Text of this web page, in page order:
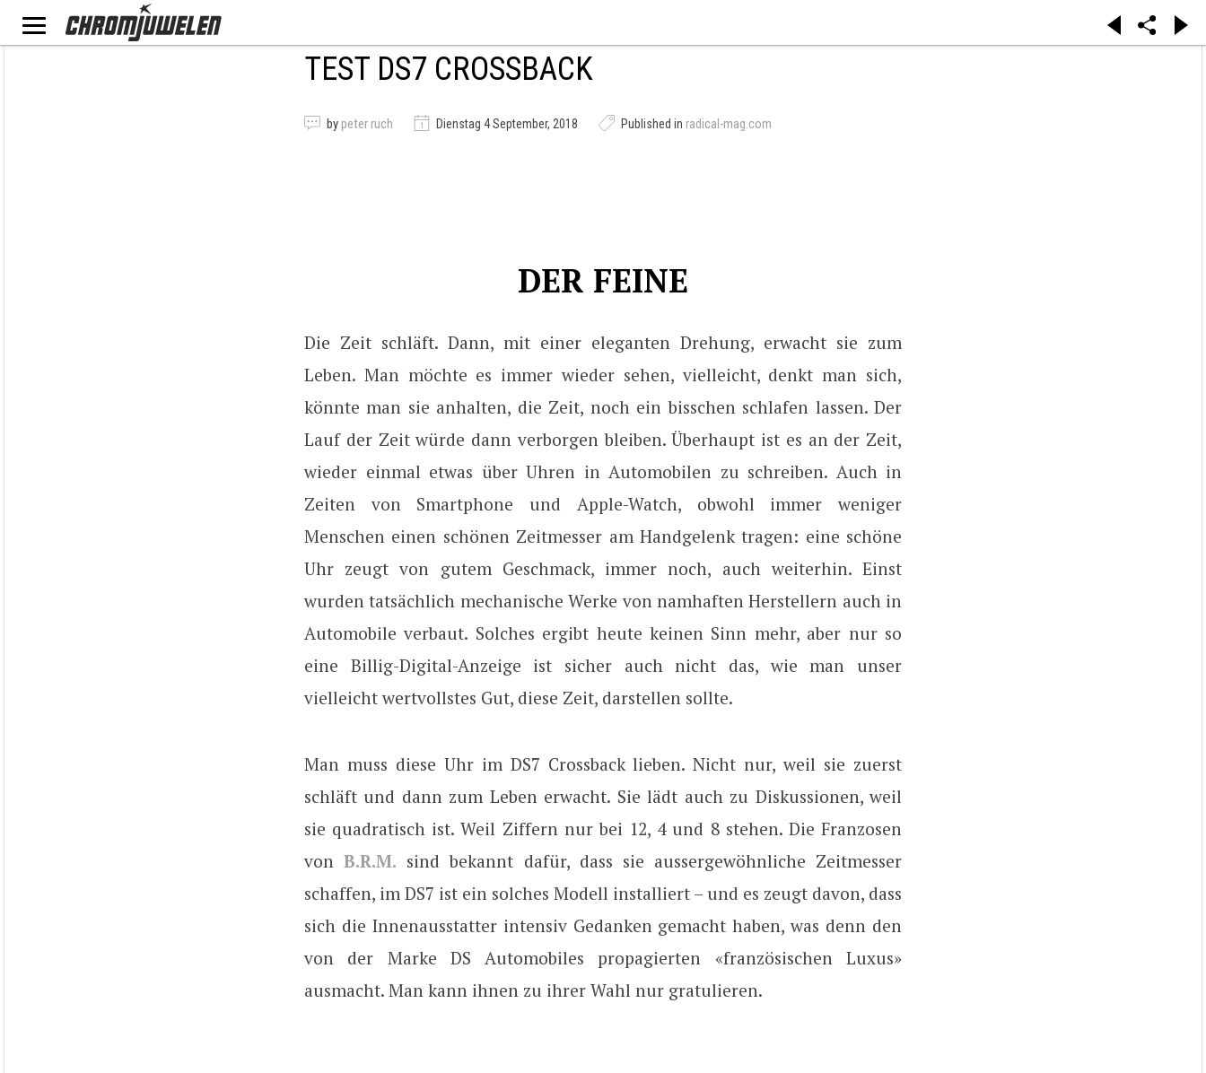
TEST DS7 CROSSBACK
by peter ruch Dienstag 4 September, 2018 Published in radical-mag.com
DER FEINE
Die Zeit schläft. Dann, mit einer eleganten Drehung, erwacht sie zum
Leben. Man möchte es immer wieder sehen, vielleicht, denkt man sich,
könnte man sie anhalten, die Zeit, noch ein bisschen schlafen lassen. Der
Lauf der Zeit würde dann verborgen bleiben. Überhaupt ist es an der Zeit,
wieder einmal etwas über Uhren in Automobilen zu schreiben. Auch in
Zeiten von Smartphone und Apple-Watch, obwohl immer weniger
Menschen einen schönen Zeitmesser am Handgelenk tragen: eine schöne
Uhr zeugt von gutem Geschmack, immer noch, auch weiterhin. Einst
wurden tatsächlich mechanische Werke von namhaften Herstellern auch in
Automobile verbaut. Solches ergibt heute keinen Sinn mehr, aber nur so
eine Billig-Digital-Anzeige ist sicher auch nicht das, wie man unser
vielleicht wertvollstes Gut, diese Zeit, darstellen sollte.
Man muss diese Uhr im DS7 Crossback lieben. Nicht nur, weil sie zuerst
schläft und dann zum Leben erwacht. Sie lädt auch zu Diskussionen, weil
sie quadratisch ist. Weil Ziffern nur bei 12, 4 und 8 stehen. Die Franzosen
vonB.R.M. sind bekannt dafür, dass sie aussergewöhnliche Zeitmesser
schaffen, im DS7 ist ein solches Modell installiert – und es zeugt davon, dass
sich die Innenausstatter intensiv Gedanken gemacht haben, was denn den
von der Marke DS Automobiles propagierten «französischen Luxus»
ausmacht. Man kann ihnen zu ihrer Wahl nur gratulieren.